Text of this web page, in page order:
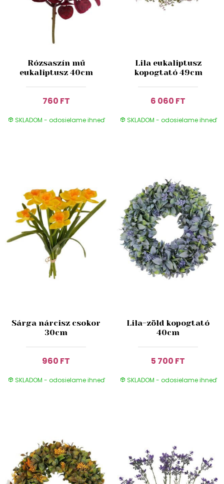
Rózsaszín mű
eukaliptusz 40cm
760 FT
SKLADOM - odosielame ihneď
Lila eukaliptusz
kopogtató 49cm
6 060 FT
SKLADOM - odosielame ihneď
Sárga nárcisz csokor
30cm
960 FT
SKLADOM - odosielame ihneď
Lila-zöld kopogtató
40cm
5 700 FT
SKLADOM - odosielame ihneď